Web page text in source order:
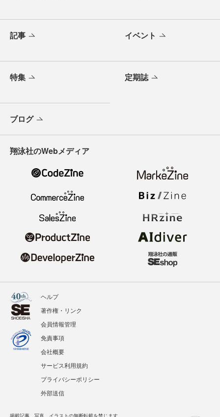
記事 イベント
特集 定期誌
ブログ
翔泳社のWebメディア
ヘルプ
著作権・リンク
会員情報管理
免責事項
会社概要
サービス利用規約
プライバシーポリシー
外部送信